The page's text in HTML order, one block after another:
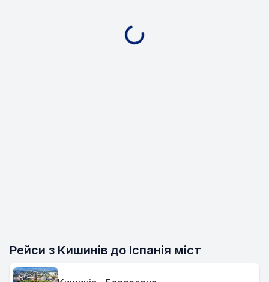
Рейси з Кишинів до Іспанія міст